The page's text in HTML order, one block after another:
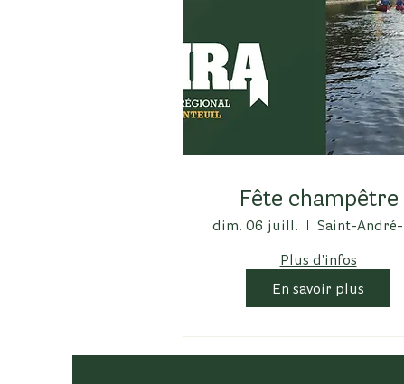
Fête champêtre
dim. 06 juill.
Plus d'infos
En savoir plus